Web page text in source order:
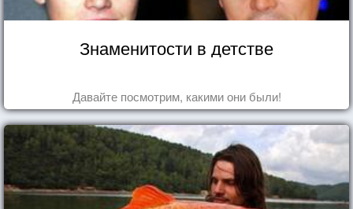
Знаменитости в детстве
Давайте посмотрим, какими они были!